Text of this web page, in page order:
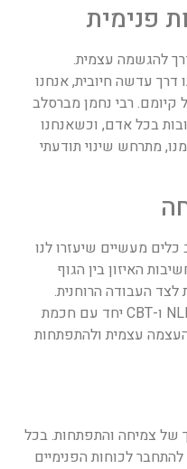
פנימית
להגשמה עצמית.
דרך עדשה חיובית, אנחנו
קיומם. רבי נחמן מברסלב
בכל אדם, וכשאנחנו
מתרחש שינוי תודעתי
מעשיים שיעזרו לנו
האיזון בין הגוף
העבודה הרוחנית.
שילוב של טכניקות מודרניות כמו NLP ו-CBT יחד עם חכמת
עצמית ולהתפתחות
צמיחה והתפתחות. בכל
לכוחות הפנימיים